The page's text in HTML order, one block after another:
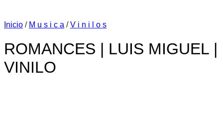
Inicio / M u s i c a / V i n i l o s
ROMANCES | LUIS MIGUEL |
VINILO